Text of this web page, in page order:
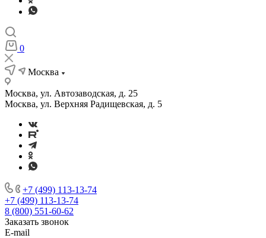
0
Москва
Москва, ул. Автозаводская, д. 25
Москва, ул. Верхняя Радищевская, д. 5
+7 (499) 113-13-74
+7 (499) 113-13-74
8 (800) 551-60-62
Заказать звонок
E-mail